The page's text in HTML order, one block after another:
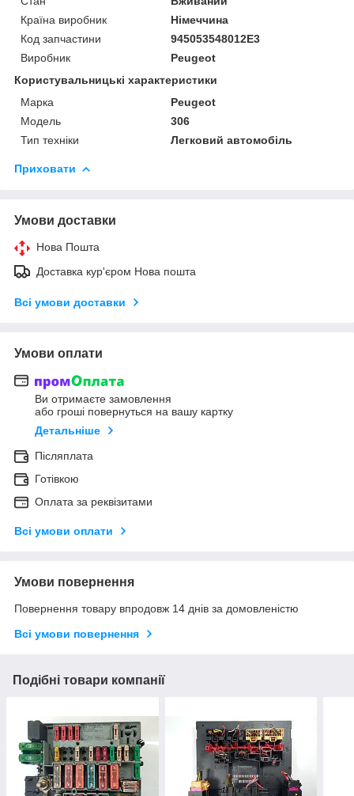
Країна виробник
Німеччина
Код запчастини
945053548012E3
Виробник
Peugeot
Користувальницькі характеристики
Марка
Peugeot
Модель
306
Тип техніки
Легковий автомобіль
Приховати
Умови доставки
Нова Пошта
Доставка кур'єром Нова пошта
Всі умови доставки
Умови оплати
Ви отримаєте замовлення
або гроші повернуться на вашу картку
Детальніше
Післяплата
Готівкою
Оплата за реквізитами
Всі умови оплати
Умови повернення
Повернення товару впродовж 14 днів за домовленістю
Всі умови повернення
Подібні товари компанії